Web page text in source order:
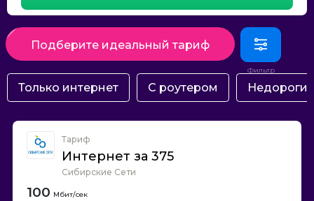
Подберите идеальный тариф
Только интернет С роутером Недорогие
Тариф
Интернет за 375
Сибирские Сети
100